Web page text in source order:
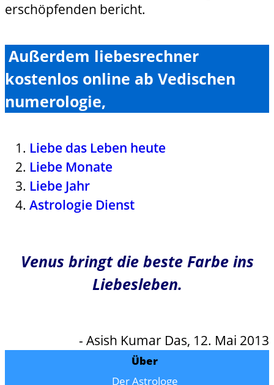
erschöpfenden bericht.
Außerdem liebesrechner
kostenlos online ab Vedischen
numerologie,
Liebe das Leben heute
Liebe Monate
Liebe Jahr
Astrologie Dienst
Venus bringt die beste Farbe ins
Liebesleben.
- Asish Kumar Das, 12. Mai 2013
Über
Der Astrologe